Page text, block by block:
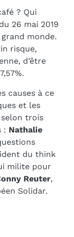
? Qui
du 26 mai 2019
monde.
risque,
d’être
causes à ce
et les
trois
: Nathalie
du think
milite pour
Reuter,
Solidar.